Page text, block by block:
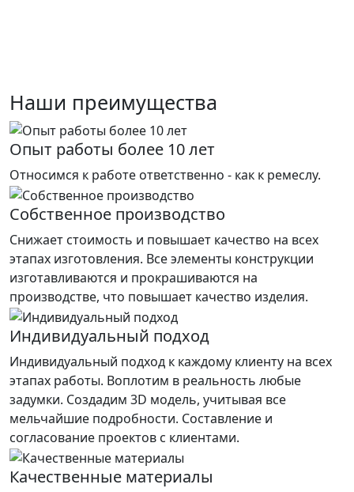
Наши преимущества
Опыт работы более 10 лет
Относимся к работе ответственно - как к ремеслу.
Собственное производство
Снижает стоимость и повышает качество на всех
этапах изготовления. Все элементы конструкции
изготавливаются и прокрашиваются на
производстве, что повышает качество изделия.
Индивидуальный подход
Индивидуальный подход к каждому клиенту на всех
этапах работы. Воплотим в реальность любые
задумки. Создадим 3D модель, учитывая все
мельчайшие подробности. Составление и
согласование проектов с клиентами.
Качественные материалы